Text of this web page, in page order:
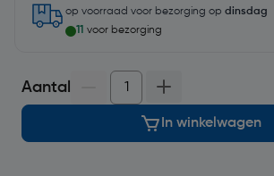
op voorraad voor bezorging op dinsdag
11 voor bezorging
Aantal
In winkelwagen